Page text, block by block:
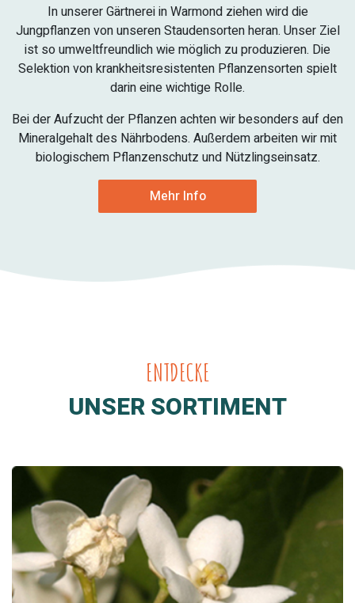
In unserer Gärtnerei in Warmond ziehen wird die
Jungpflanzen von unseren Staudensorten heran. Unser Ziel
ist so umweltfreundlich wie möglich zu produzieren. Die
Selektion von krankheitsresistenten Pflanzensorten spielt
darin eine wichtige Rolle.
Bei der Aufzucht der Pflanzen achten wir besonders auf den
Mineralgehalt des Nährbodens. Außerdem arbeiten wir mit
biologischem Pflanzenschutz und Nützlingseinsatz.
Mehr Info
ENTDECKE
UNSER SORTIMENT